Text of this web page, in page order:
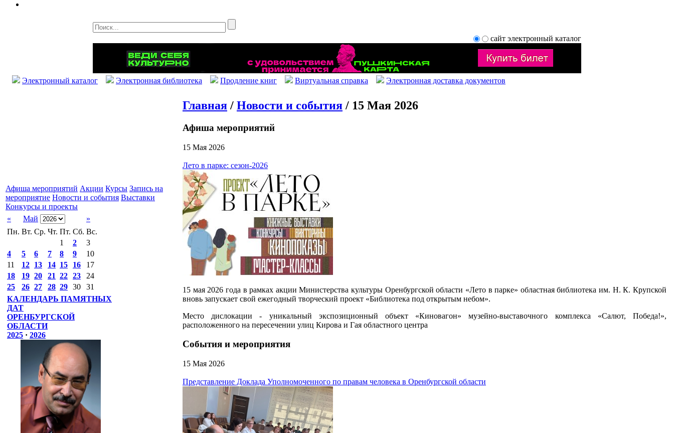
сайт электронный каталог
Электронный каталог Электронная библиотека Продление книг Виртуальная справка Электронная доставка документов
Афиша мероприятий Акции Курсы Запись на
мероприятие Новости и события Выставки
Конкурсы и проекты
«
Май
»
Пн. Вт. Ср. Чт. Пт. Сб. Вс.
1
2
3
4
5 6 7 8 9
10
11
12 13 14 15 16
17
18
19 20 21 22 23
24
25
26 27 28 29 30
31
КАЛЕНДАРЬ ПАМЯТНЫХ
ДАТ
ОРЕНБУРГСКОЙ
ОБЛАСТИ
2025 · 2026
Главная / Новости и события / 15 Мая 2026
Афиша мероприятий
15 Мая 2026
Лето в парке: сезон-2026
15 мая 2026 года в рамках акции Министерства культуры Оренбургской области «Лето в парке» областная библиотека им. Н. К. Крупской
вновь запускает свой ежегодный творческий проект «Библиотека под открытым небом».
Место дислокации - уникальный экспозиционный объект «Киновагон» музейно-выставочного комплекса «Салют, Победа!»,
расположенного на пересечении улиц Кирова и Гая областного центра
События и мероприятия
15 Мая 2026
Представление Доклада Уполномоченного по правам человека в Оренбургской области